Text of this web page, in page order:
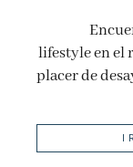
lifestyle en el
placer de